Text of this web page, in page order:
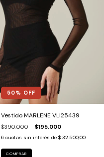
50% OFF
Vestido MARLENE VLI25439
$390.000 $195.000
6 cuotas sin interés de $ 32.500,00
COMPRAR